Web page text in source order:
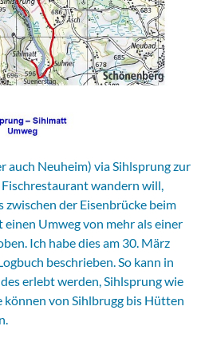
auch Neuheim) via Sihlsprung zur
wandern will,
zwischen der Eisenbrücke beim
Umweg von mehr als einer
Ich habe dies am 30. März
beschrieben. So kann in
erlebt werden, Sihlsprung wie
von Sihlbrugg bis Hütten